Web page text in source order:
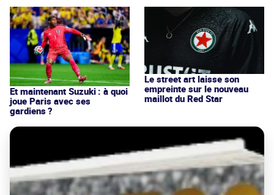
Et maintenant Suzuki : à quoi
joue Paris avec ses
gardiens ?
Le street art laisse son
empreinte sur le nouveau
maillot du Red Star